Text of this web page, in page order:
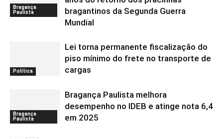
Bragança
Paulista
bragantinos da Segunda Guerra
Mundial
Política
Lei torna permanente fiscalização do
piso mínimo do frete no transporte de
cargas
Bragança
Paulista
Bragança Paulista melhora
desempenho no IDEB e atinge nota 6,4
em 2025